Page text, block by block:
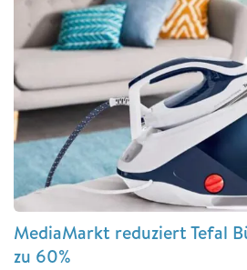
MediaMarkt reduziert Tefal
zu 60%